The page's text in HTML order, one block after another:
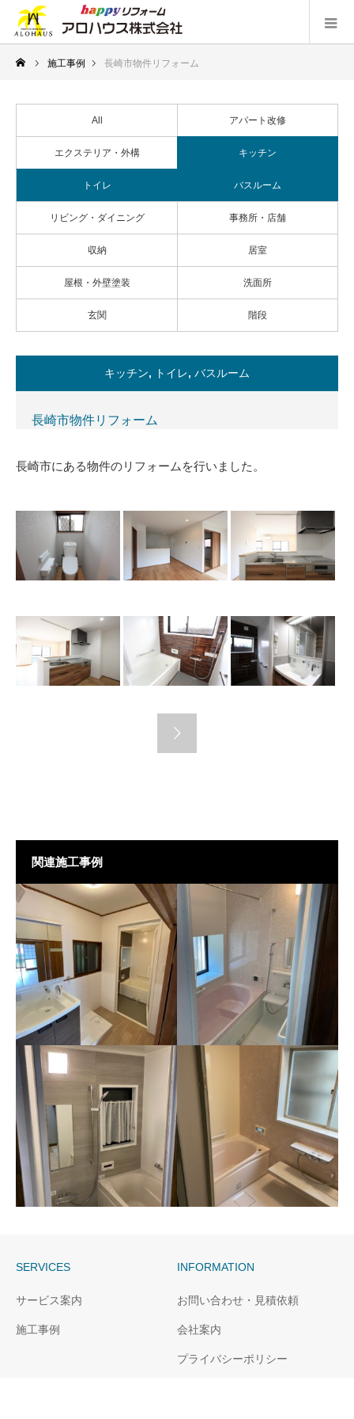
施工事例 長崎市物件リフォーム
All アパート改修
エクステリア・外構 キッチン
トイレ バスルーム
リビング・ダイニング 事務所・店舗
収納 居室
屋根・外壁塗装 洗面所
玄関 階段
キッチン, トイレ, バスルーム
長崎市物件リフォーム
長崎市にある物件のリフォームを行いました。
関連施工事例
長崎市S様邸ユニットバス
洗面所
長崎市S様邸ユニットバス
新設
ス交換
バス新設
SERVICES
サービス案内
施工事例
INFORMATION
お問い合わせ・見積依頼
会社案内
プライバシーポリシー